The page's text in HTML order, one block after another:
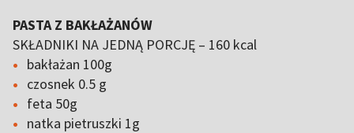
PASTA Z BAKŁAŻANÓW
SKŁADNIKI NA JEDNĄ PORCJĘ – 160 kcal
bakłażan 100g
czosnek 0.5 g
feta 50g
natka pietruszki 1g